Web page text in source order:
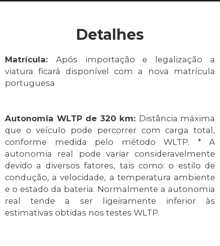
Detalhes
Matrícula: Após importação e legalização a
viatura ficará disponível com a nova matrícula
portuguesa
Autonomia WLTP de 320 km: Distância máxima
que o veículo pode percorrer com carga total,
conforme medida pelo método WLTP. * A
autonomia real pode variar consideravelmente
devido a diversos fatores, tais como: o estilo de
condução, a velocidade, a temperatura ambiente
e o estado da bateria. Normalmente a autonomia
real tende a ser ligeiramente inferior às
estimativas obtidas nos testes WLTP.